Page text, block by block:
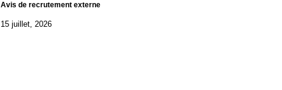
Avis de recrutement externe
15 juillet, 2026